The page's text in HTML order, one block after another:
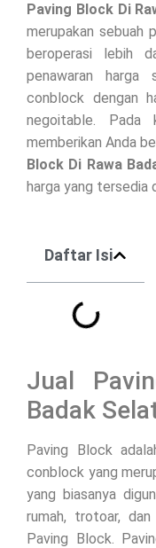
Paving Block Di
merupakan sebuah
beroperasi lebih
penawaran
conblock dengan
negoitable. Pada
memberikan Anda
Block Di Rawa
harga yang tersedia
Daftar Isi
Jual
Badak
Paving Block
conblock yang
yang biasanya
rumah, trotoar,
Paving Block.